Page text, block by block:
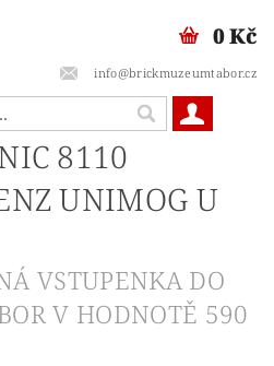
info@brickmuzeumtabor.cz
0 Kč
8110
UNIMOG U
VSTUPENKA DO
V HODNOTĚ 590